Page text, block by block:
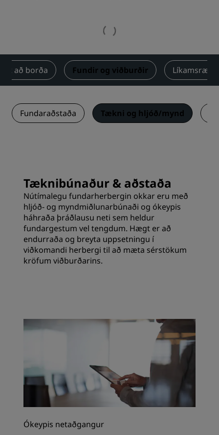
Út að borða Fundir og viðburðir Líkamsrækt
Fundaraðstaða Tækni og hljóð/mynd
Tæknibúnaður & aðstaða
Nútímalegu fundarherbergin okkar eru með
hljóð- og myndmiðlunarbúnaði og ókeypis
háhraða þráðlausu neti sem heldur
fundargestum vel tengdum. Hægt er að
endurraða og breyta uppsetningu í
viðkomandi herbergi til að mæta sérstökum
kröfum viðburðarins.
Ókeypis netaðgangur